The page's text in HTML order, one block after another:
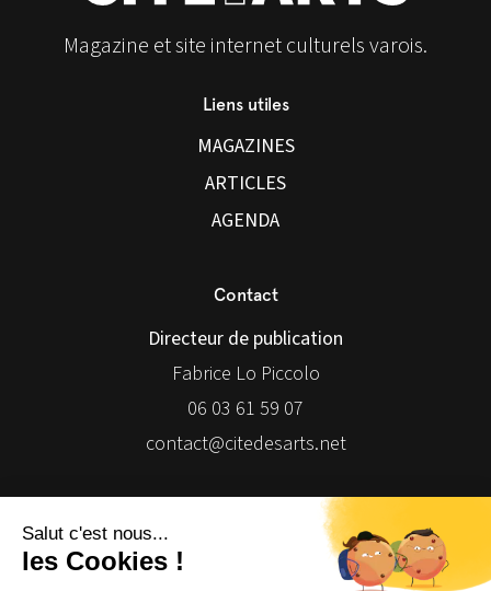
Magazine et site internet culturels varois.
Liens utiles
MAGAZINES
ARTICLES
AGENDA
Contact
Directeur de publication
Fabrice Lo Piccolo
06 03 61 59 07
contact@citedesarts.net